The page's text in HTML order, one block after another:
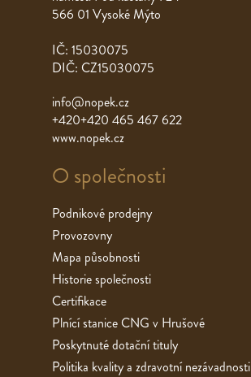
566 01 Vysoké Mýto
IČ: 15030075
DIČ: CZ15030075
info@nopek.cz
+420+420 465 467 622
www.nopek.cz
O společnosti
Podnikové prodejny
Provozovny
Mapa působnosti
Historie společnosti
Certifikace
Plnící stanice CNG v Hrušové
Poskytnuté dotační tituly
Politika kvality a zdravotní nezávadnosti